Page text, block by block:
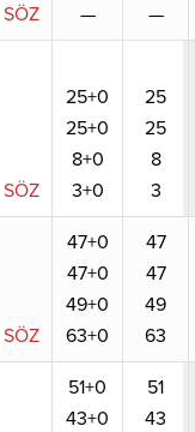
SÖZ
—
—
SÖZ
25+0
25+0
8+0
3+0
25
25
8
3
SÖZ
47+0
47+0
49+0
63+0
47
47
49
63
51+0
43+0
51
43